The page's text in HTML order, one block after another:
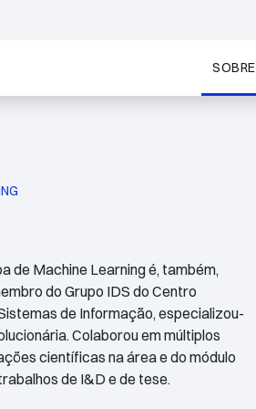
SOBRE
de Machine Learning é, também,
do Grupo IDS do Centro
de Informação, especializou-
Colaborou em múltiplos
científicas na área e do módulo
de I&D e de tese.